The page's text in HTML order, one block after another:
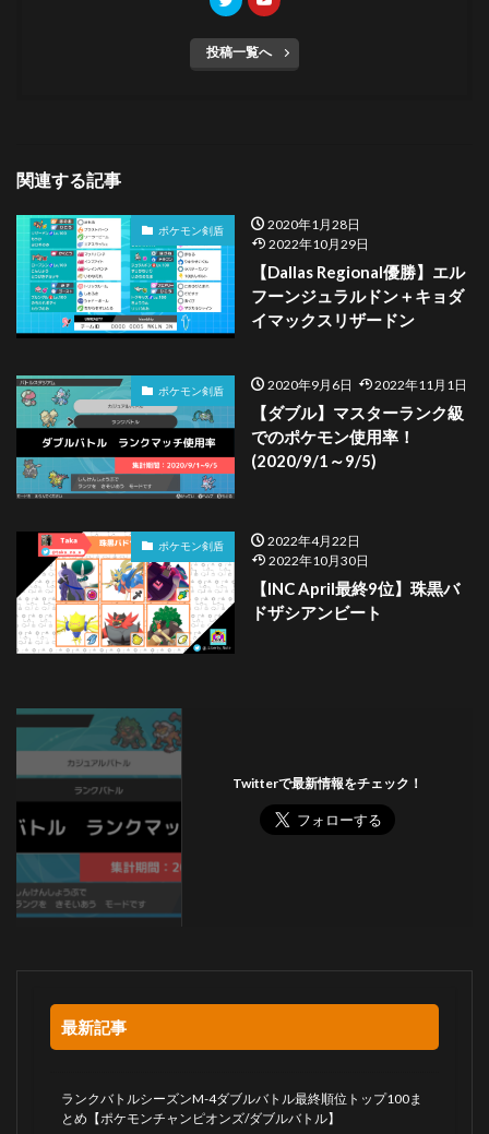
投稿一覧へ
関連する記事
ポケモン剣盾
2020年1月28日
2022年10月29日
【Dallas Regional優勝】エル
フーンジュラルドン＋キョダ
イマックスリザードン
ポケモン剣盾 2020年9月6日 2022年11月1日
【ダブル】マスターランク級
でのポケモン使用率！
(2020/9/1～9/5)
ポケモン剣盾
2022年4月22日
2022年10月30日
【INC April最終9位】珠黒バ
ドザシアンビート
Twitterで最新情報をチェック！
最新記事
ランクバトルシーズンM-4ダブルバトル最終順位トップ100ま
とめ【ポケモンチャンピオンズ/ダブルバトル】